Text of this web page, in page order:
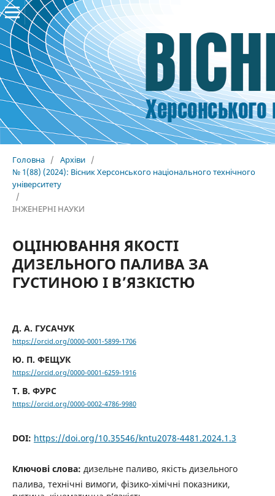
Головна / Архіви /
№ 1(88) (2024): Вісник Херсонського національного технічного
університету
/
ІНЖЕНЕРНІ НАУКИ
ОЦІНЮВАННЯ ЯКОСТІ
ДИЗЕЛЬНОГО ПАЛИВА ЗА
ГУСТИНОЮ І В’ЯЗКІСТЮ
Д. А. ГУСАЧУК
https://orcid.org/0000-0001-5899-1706
Ю. П. ФЕЩУК
https://orcid.org/0000-0001-6259-1916
Т. В. ФУРС
https://orcid.org/0000-0002-4786-9980
DOI: https://doi.org/10.35546/kntu2078-4481.2024.1.3
Ключові слова: дизельне паливо, якість дизельного
палива, технічні вимоги, фізико-хімічні показники,